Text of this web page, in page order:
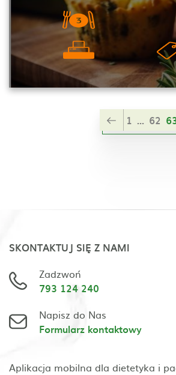
1 ... 62
SKONTAKTUJ SIĘ Z NAMI
Zadzwoń
793 124 240
Napisz do Nas
Formularz kontaktowy
Aplikacja mobilna dla dietetyka i